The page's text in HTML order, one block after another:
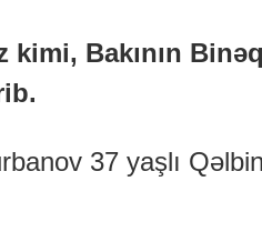
kimi, Bakının
37 yaşlı